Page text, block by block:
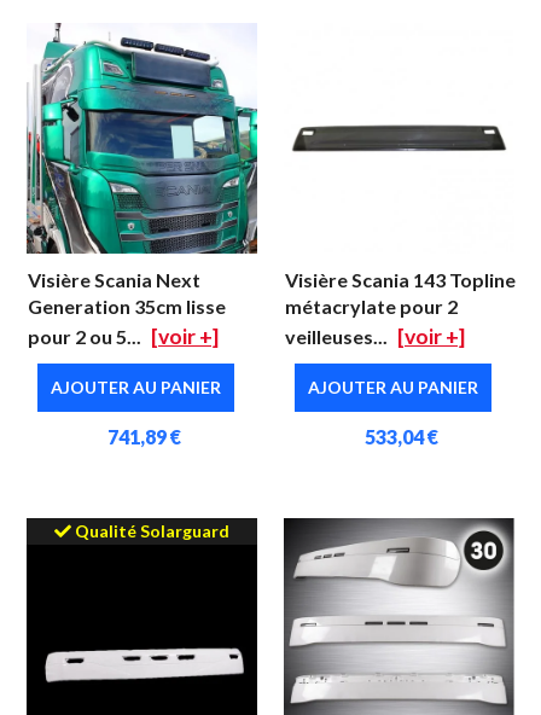
Visière Scania Next
Generation 35cm lisse
pour 2 ou 5... [voir +]
AJOUTER AU PANIER
741,89 €
Visière Scania 143 Topline
métacrylate pour 2
veilleuses... [voir +]
AJOUTER AU PANIER
533,04 €
Qualité Solarguard